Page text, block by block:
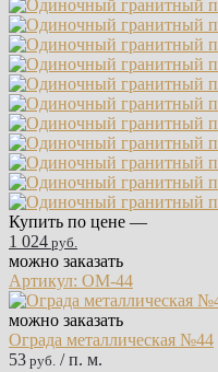
Купить по цене —
1 024 руб.
можно заказать
Артикул: ОМ-44
можно заказать
Ограда металлическая №44
53 руб. / п. м.